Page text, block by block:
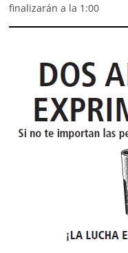
finalizarán a la 1:00